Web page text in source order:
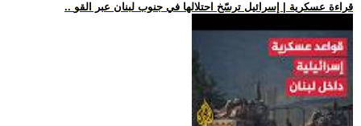
.. قراءة عسكرية | إسرائيل ترسّخ احتلالها في جنوب لبنان عبر القو